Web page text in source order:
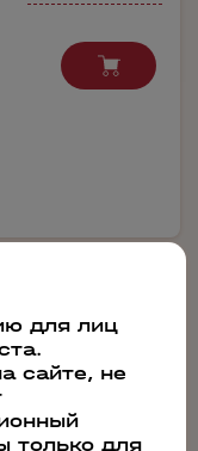
Silver
Бронь в 1 клик
для лиц
сайте, не
только для